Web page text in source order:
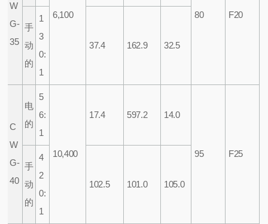
W
G-
35
6,100 80
F20
手
动
的
1
3
0:
1
37.4 162.9 32.5
C
W
G-
40
电
的
5
6:
1
10,400
17.4 597.2 14.0
95
F25
手
动
的
4
2
0:
1
102.5 101.0 105.0